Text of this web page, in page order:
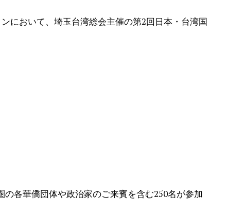
において、埼玉台湾総会主催の第2回日本・台湾国
各華僑団体や政治家のご来賓を含む250名が参加